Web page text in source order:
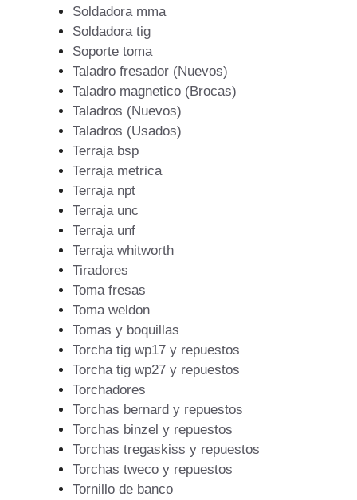
Soldadora mma
Soldadora tig
Soporte toma
Taladro fresador (Nuevos)
Taladro magnetico (Brocas)
Taladros (Nuevos)
Taladros (Usados)
Terraja bsp
Terraja metrica
Terraja npt
Terraja unc
Terraja unf
Terraja whitworth
Tiradores
Toma fresas
Toma weldon
Tomas y boquillas
Torcha tig wp17 y repuestos
Torcha tig wp27 y repuestos
Torchadores
Torchas bernard y repuestos
Torchas binzel y repuestos
Torchas tregaskiss y repuestos
Torchas tweco y repuestos
Tornillo de banco